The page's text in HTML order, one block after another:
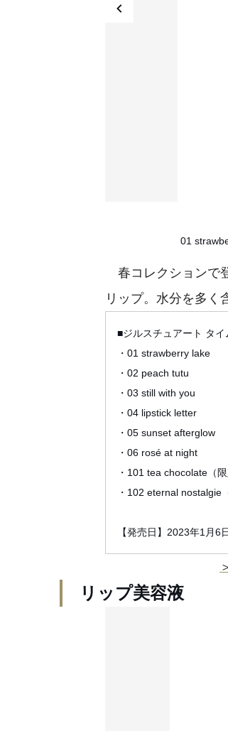
01
春コレクションで
リップ。水分を多く
■ジルスチュアート タ
・01 strawberry lake
・02 peach tutu
・03 still with you
・04 lipstick letter
・05 sunset afterglow
・06 rosé at night
・101 tea chocolate（限
・102 eternal nostalgie
【発売日】2023年1月6
リップ美容液